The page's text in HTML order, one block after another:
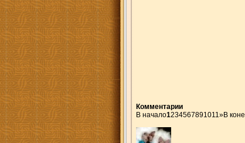
Комментарии
В начало1234567891011»В